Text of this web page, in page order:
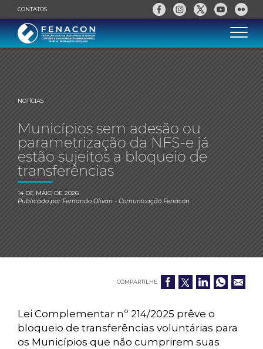
CONTATOS
NOTÍCIAS
Municípios sem adesão ou
parametrização da NFS-e já
estão sujeitos a bloqueio de
transferências
14 DE MAIO DE 2026
Publicado porFernando Olivan- Comunicação Fenacon
COMPARTILHE
Lei Complementar nº 214/2025 prêve o
bloqueio de transferências voluntárias para
os Municípios que não cumprirem suas